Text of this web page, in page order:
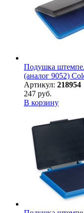
Подушка
(аналог 9052)
Артикул: 218954
247 руб.
В корзину